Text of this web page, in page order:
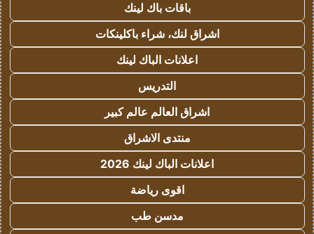
باقات باك لينك
اشراق لنك، شراء باكلينكات
اعلانات الباك لينك
التدريس
اشراق العالم عالم كبير
منتدى الاشراق
اعلانات الباك لينك 2026
اقوى رياضة
مدسن طب